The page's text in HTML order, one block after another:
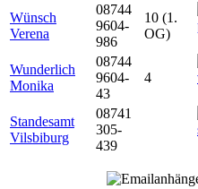
Wünsch
Verena
08744
9604-
986
10 (1.
OG)
Wunderlich
Monika
08744
9604-
43
4
Standesamt
Vilsbiburg
08741
305-
439